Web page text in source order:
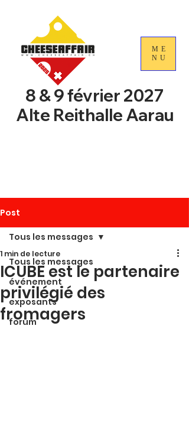
ME
NU
8 & 9 février 2027
Alte Reithalle Aarau
Post
Tous les messages
événement
exposants
forum
Tous les messages
ICUBE est le partenaire
privilégié des
fromagers
1 min de lecture